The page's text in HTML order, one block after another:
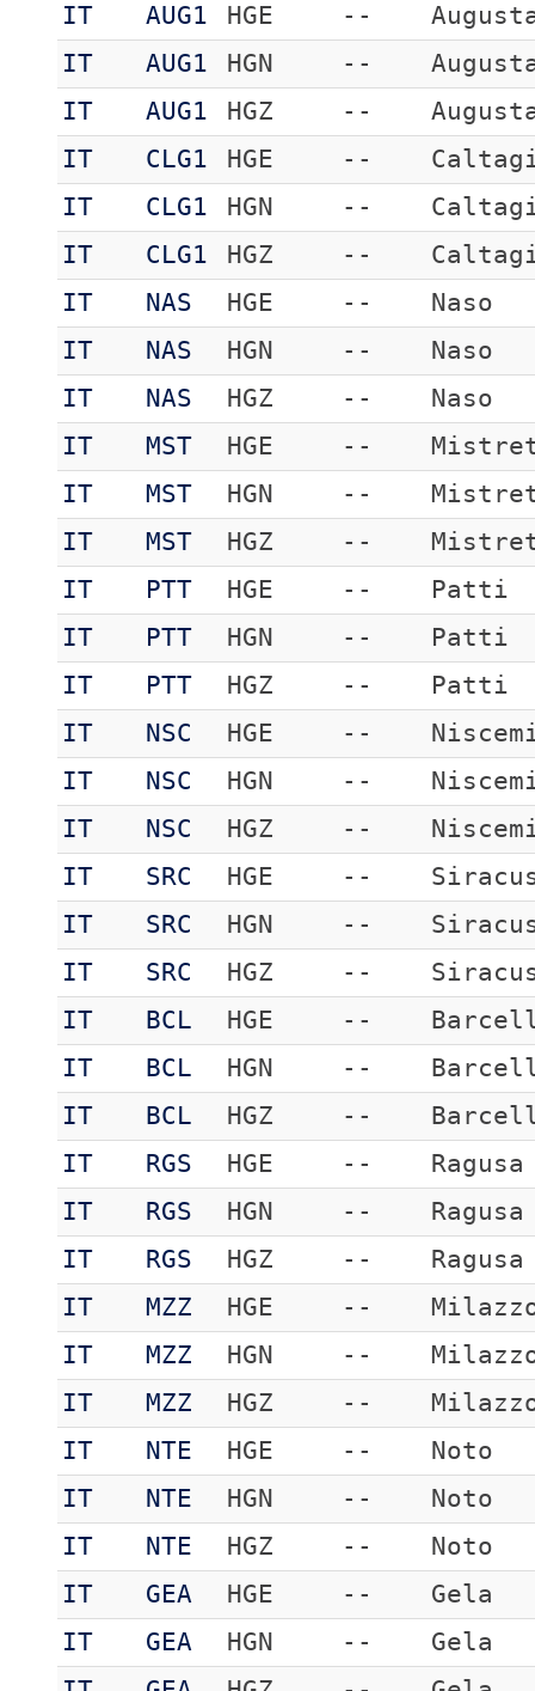
IT
AUG1 HGE --
IT
AUG1 HGN --
IT
AUG1 HGZ --
IT
CLG1 HGE --
IT
CLG1 HGN --
IT
CLG1 HGZ --
IT
NAS HGE --
Naso
IT
NAS HGN --
Naso
IT
NAS HGZ --
Naso
IT
MST HGE --
IT
MST HGN --
IT
MST HGZ --
IT
PTT HGE --
Patti
IT
PTT HGN --
Patti
IT
PTT HGZ --
Patti
IT
NSC HGE --
IT
NSC HGN --
IT
NSC HGZ --
IT
SRC HGE --
IT
SRC HGN --
IT
SRC HGZ --
IT
BCL HGE --
IT
BCL HGN --
IT
BCL HGZ --
IT
RGS HGE --
Ragusa
IT
RGS HGN --
Ragusa
IT
RGS HGZ --
Ragusa
IT
MZZ HGE --
IT
MZZ HGN --
IT
MZZ HGZ --
IT
NTE HGE --
Noto
IT
NTE HGN --
Noto
IT
NTE HGZ --
Noto
IT
GEA HGE --
Gela
IT
GEA HGN --
Gela